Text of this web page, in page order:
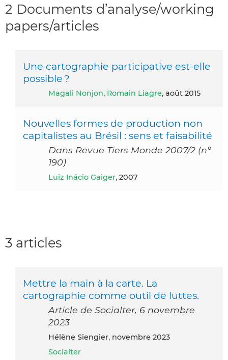
2 Documents d’analyse/working
papers/articles
Une cartographie participative est-elle
possible ?
Magali Nonjon, Romain Liagre, août 2015
Nouvelles formes de production non
capitalistes au Brésil : sens et faisabilité
Dans Revue Tiers Monde 2007/2 (n°
190)
Luiz Inácio Gaiger, 2007
3 articles
Mettre la main à la carte. La
cartographie comme outil de luttes.
Article de Socialter, 6 novembre
2023
Hélène Siengier, novembre 2023
Socialter